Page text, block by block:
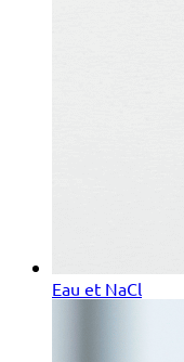
Eau et NaCl